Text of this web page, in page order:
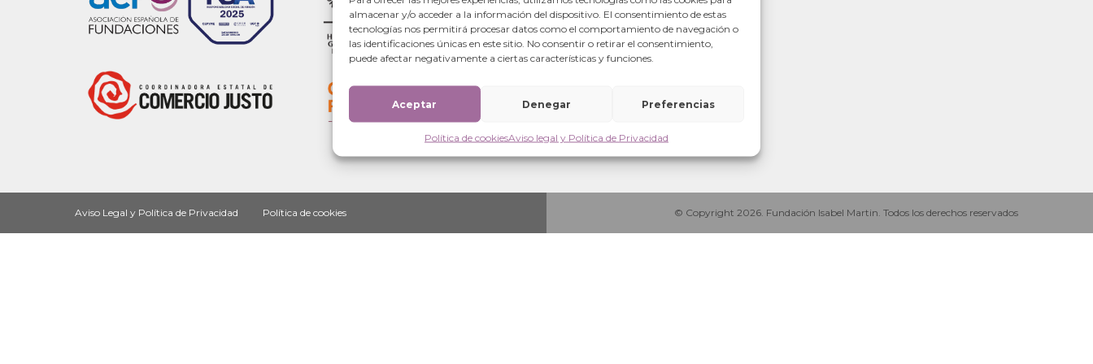
almacenar y/o acceder a la información del dispositivo. El consentimiento de estas
tecnologías nos permitirá procesar datos como el comportamiento de navegación o
las identificaciones únicas en este sitio. No consentir o retirar el consentimiento,
puede afectar negativamente a ciertas características y funciones.
Aceptar Denegar Preferencias
Política de cookiesAviso legal y Política de Privacidad
50001 Zaragoza (España)
+34 876 280063
info@fundacionisabelmartin.es
Aviso Legal y Política de Privacidad Política de cookies © Copyright 2026. Fundación Isabel Martin. Todos los derechos reservados